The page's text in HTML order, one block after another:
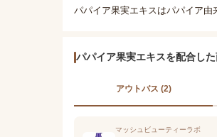
パパイア果実エキスはパパイア由
パパイア果実エキスを配合し
アウトバス (2)
マッシュビューティーラボ